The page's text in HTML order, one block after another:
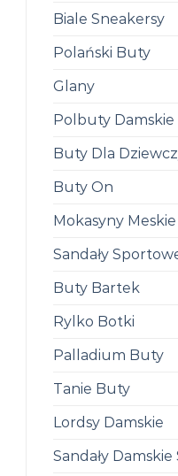
Biale Sneakersy
Polański Buty
Glany
Polbuty Damskie
Buty Dla
Buty On
Mokasyny Meskie
Sandały
Buty Bartek
Rylko Botki
Palladium Buty
Tanie Buty
Lordsy Damskie
Sandały